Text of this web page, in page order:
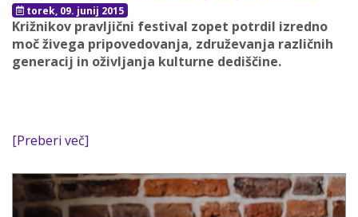
torek, 09. junij 2015
Križnikov pravljični festival zopet potrdil izredno
moč živega pripovedovanja, združevanja različnih
generacij in oživljanja kulturne dediščine.
[Preberi več]